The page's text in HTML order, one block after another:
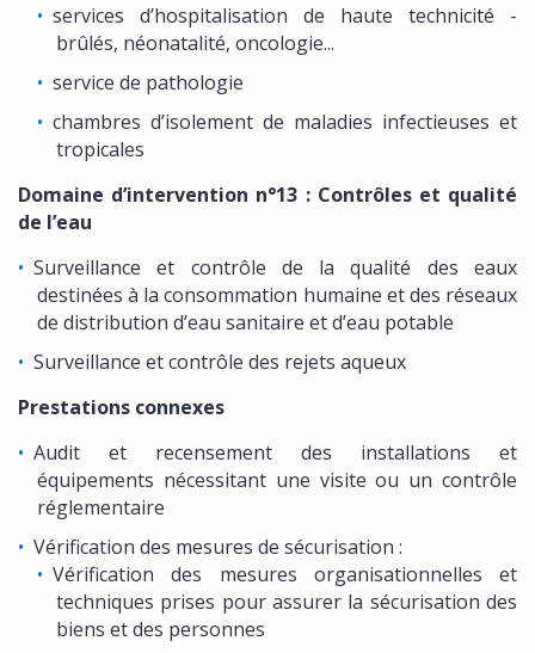
services d’hospitalisation de haute technicité -
brûlés, néonatalité, oncologie...
service de pathologie
chambres d’isolement de maladies infectieuses et
tropicales
Domaine d’intervention n°13 : Contrôles et qualité
de l’eau
Surveillance et contrôle de la qualité des eaux
destinées à la consommation humaine et des réseaux
de distribution d’eau sanitaire et d’eau potable
Surveillance et contrôle des rejets aqueux
Prestations connexes
Audit et recensement des installations et
équipements nécessitant une visite ou un contrôle
réglementaire
Vérification des mesures de sécurisation :
Vérification des mesures organisationnelles et
techniques prises pour assurer la sécurisation des
biens et des personnes